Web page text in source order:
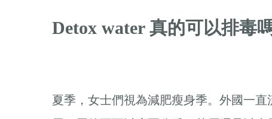
Detox water 真的可以排毒
夏季，女士們視為減肥瘦身季。外國一